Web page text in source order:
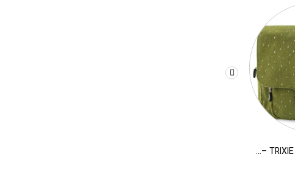
תיק לילדים ילקוט מלבני TRIXIE – דינוזאור